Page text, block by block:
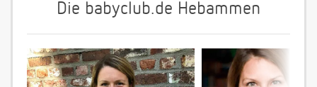
Die babyclub.de Hebammen